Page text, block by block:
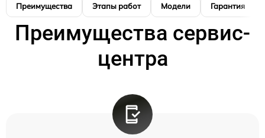
Преимущества Этапы работ Модели Гарантия
Преимущества сервис-
центра